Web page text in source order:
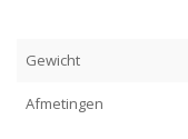
Gewicht
Afmetingen